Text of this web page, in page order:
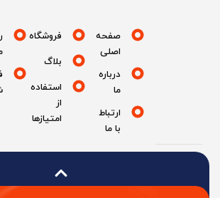
صفحه
درباره
ارتباط
فروشگاه
بلاگ
استفاده
امتیازها
شوید